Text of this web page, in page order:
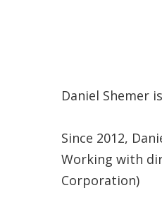
Daniel Shemer
Since 2012,
Working with
Corporation)